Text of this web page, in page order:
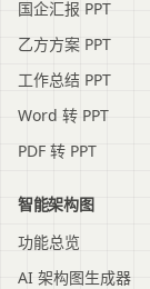
国企汇报 PPT
乙方方案 PPT
工作总结 PPT
Word 转 PPT
PDF 转 PPT
智能架构图
功能总览
AI 架构图生成器